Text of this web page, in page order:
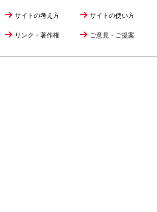
サイトの考え方 サイトの使い方
リンク・著作権 ご意見・ご提案